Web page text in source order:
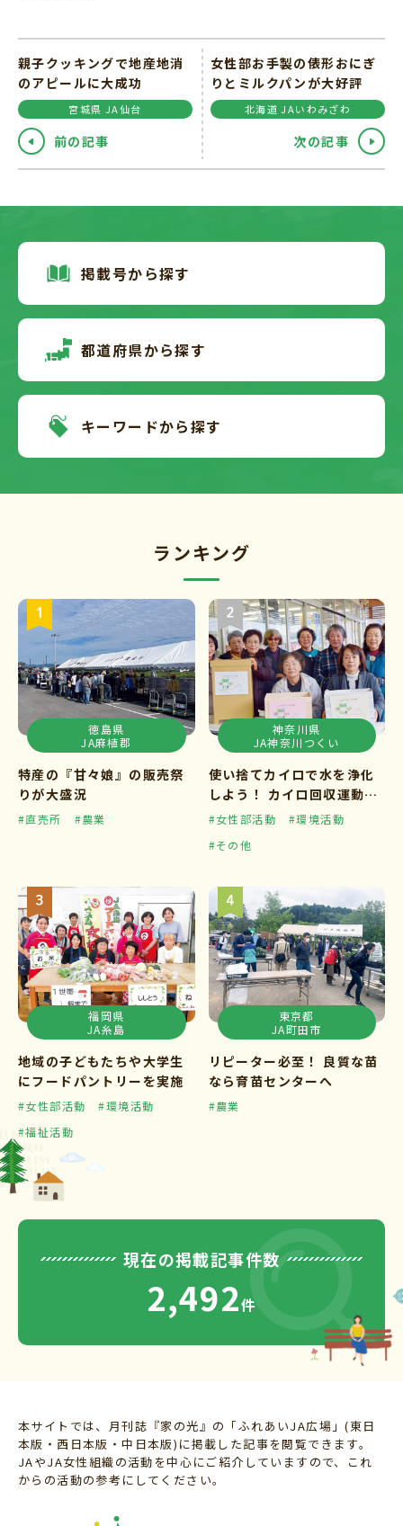
親子クッキングで地産地消
のアピールに大成功
宮城県 JA仙台
前の記事
女性部お手製の俵形おにぎ
りとミルクパンが大好評
北海道 JAいわみざわ
次の記事
掲載号から探す
都道府県から探す
キーワードから探す
ランキング
徳島県
JA麻植郡
特産の『甘々娘』の販売祭
りが大盛況
#直売所 #農業
神奈川県
JA神奈川つくい
使い捨てカイロで水を浄化
しよう！ カイロ回収運動ス
タート
#女性部活動
#環境活動
#その他
福岡県
JA糸島
地域の子どもたちや大学生
にフードパントリーを実施
#女性部活動
#環境活動
#福祉活動
東京都
JA町田市
リピーター必至！ 良質な苗
なら育苗センターへ
#農業
現在の掲載記事件数
2,492件
本サイトでは、月刊誌『家の光』の「ふれあいJA広場」(東日
本版・西日本版・中日本版)に掲載した記事を閲覧できます。
JAやJA女性組織の活動を中心にご紹介していますので、これ
からの活動の参考にしてください。